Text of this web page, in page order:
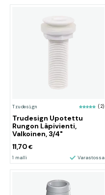
Trudesign (2)
Trudesign Upotettu
Rungon Läpivienti,
Valkoinen, 3/4"
11,70 €
1 malli Varastossa